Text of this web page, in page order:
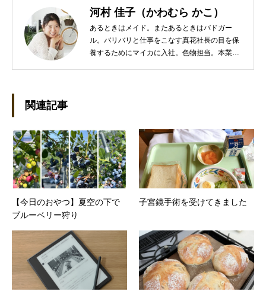
河村 佳子（かわむら かこ）
あるときはメイド。またあるときはバドガー
ル。バリバリと仕事をこなす真花社長の目を保
養するためにマイカに入社。色物担当。本業は
べく上京。設立して間もない会社に携わること
が多かったので、総務的な社内整備を得意とす
る。●連絡先 メール：kako@office-mica.com
関連記事
【今日のおやつ】夏空の下で
ブルーベリー狩り
子宮鏡手術を受けてきました